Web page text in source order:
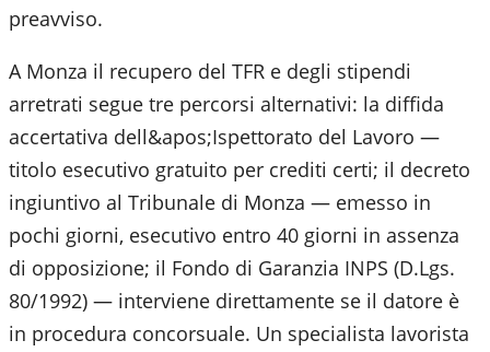
preavviso.
A Monza il recupero del TFR e degli stipendi
arretrati segue tre percorsi alternativi: la diffida
accertativa dell&apos;Ispettorato del Lavoro —
titolo esecutivo gratuito per crediti certi; il decreto
ingiuntivo al Tribunale di Monza — emesso in
pochi giorni, esecutivo entro 40 giorni in assenza
di opposizione; il Fondo di Garanzia INPS (D.Lgs.
80/1992) — interviene direttamente se il datore è
in procedura concorsuale. Un specialista lavorista